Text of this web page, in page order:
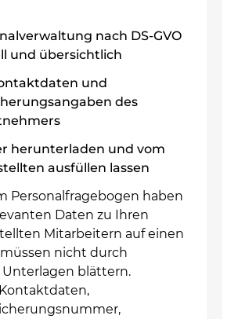
nach DS-GVO
und übersichtlich
und
des
herunterladen und vom
ausfüllen lassen
Personalfragebogen haben
Daten zu Ihren
Mitarbeitern auf einen
nicht durch
blättern.